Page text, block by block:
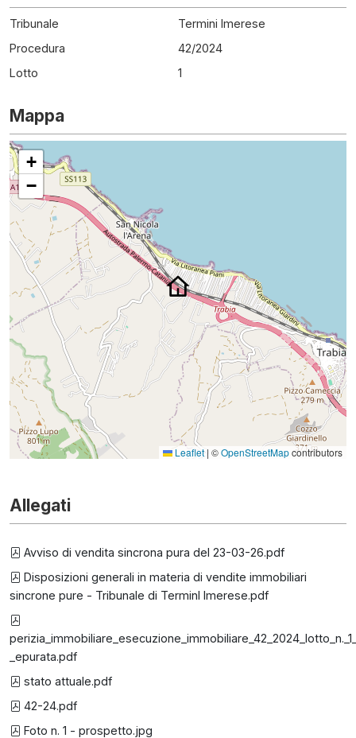
Tribunale
Termini Imerese
Procedura
42/2024
Lotto
1
Mappa
+
−
Leaflet | ©OpenStreetMapcontributors
Allegati
Avviso di vendita sincrona pura del 23-03-26.pdf
Disposizioni generali in materia di vendite immobiliari
sincrone pure - Tribunale di TerminI Imerese.pdf
_epurata.pdf
stato attuale.pdf
42-24.pdf
Foto n. 1 - prospetto.jpg